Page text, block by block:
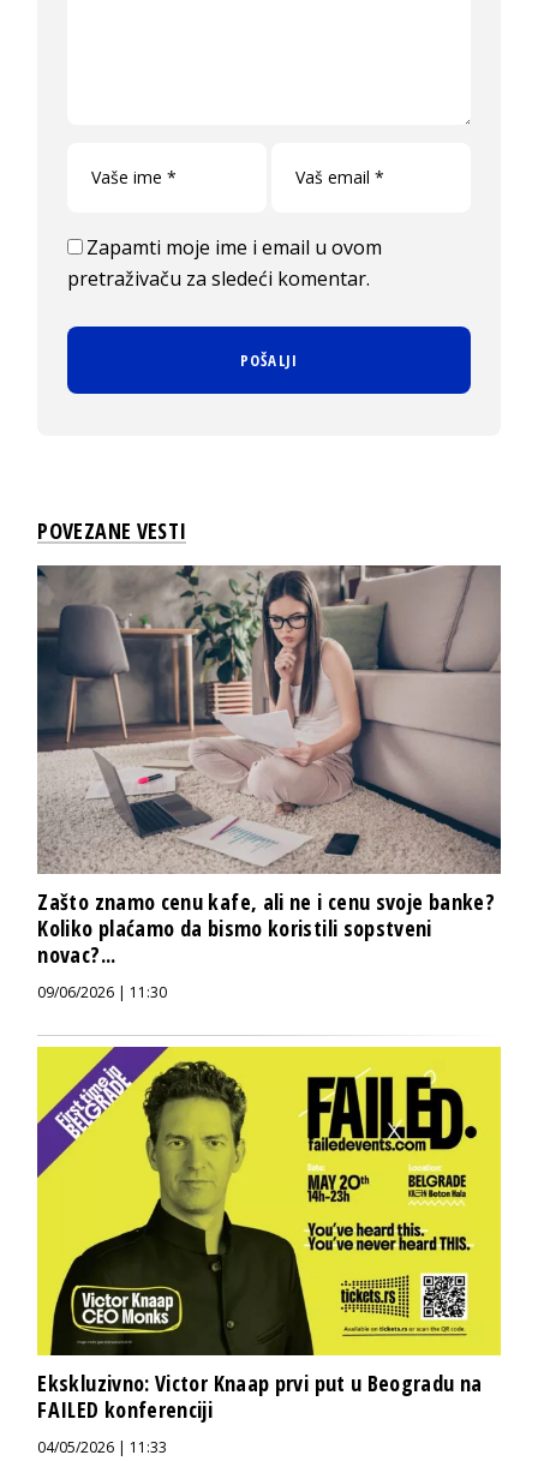
Zapamti moje ime i email u ovom
pretraživaču za sledeći komentar.
POVEZANE VESTI
Zašto znamo cenu kafe, ali ne i cenu svoje banke?
Koliko plaćamo da bismo koristili sopstveni
novac?...
09/06/2026 | 11:30
Ekskluzivno: Victor Knaap prvi put u Beogradu na
FAILED konferenciji
04/05/2026 | 11:33